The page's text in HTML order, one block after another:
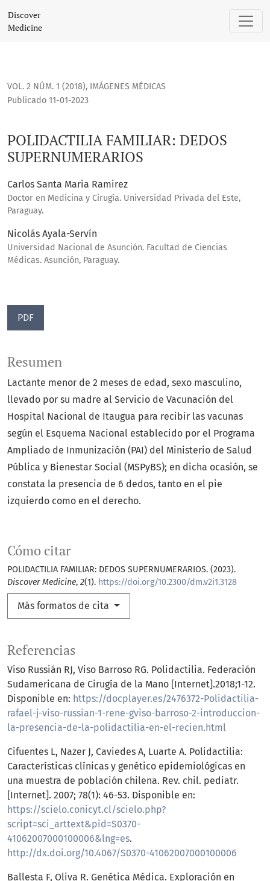
Discover
Medicine
VOL. 2 NÚM. 1 (2018), IMÁGENES MÉDICAS
POLIDACTILIA FAMILIAR: DEDOS
SUPERNUMERARIOS
Publicado 11-01-2023
Carlos Santa Maria Ramirez
Doctor en Medicina y Cirugía. Universidad Privada del Este,
Paraguay.
Nicolás Ayala-Servín
Universidad Nacional de Asunción. Facultad de Ciencias
Médicas. Asunción, Paraguay.
PDF
Cómo citar
POLIDACTILIA FAMILIAR: DEDOS SUPERNUMERARIOS. (2023).
Discover Medicine, 2(1). https://doi.org/10.2300/dm.v2i1.3128
Más formatos de cita
Resumen
Lactante menor de 2 meses de edad, sexo masculino,
llevado por su madre al Servicio de Vacunación del
Hospital Nacional de Itaugua para recibir las vacunas
según el Esquema Nacional establecido por el Programa
Ampliado de Inmunización (PAI) del Ministerio de Salud
Pública y Bienestar Social (MSPyBS); en dicha ocasión, se
constata la presencia de 6 dedos, tanto en el pie
izquierdo como en el derecho.
Referencias
Viso Russián RJ, Viso Barroso RG. Polidactilia. Federación
Sudamericana de Cirugía de la Mano [Internet].2018;1-12.
Disponible en: https://docplayer.es/2476372-Polidactilia-
rafael-j-viso-russian-1-rene-gviso-barroso-2-introduccion-
la-presencia-de-la-polidactilia-en-el-recien.html
Cifuentes L, Nazer J, Caviedes A, Luarte A. Polidactilia:
Características clínicas y genético epidemiológicas en
una muestra de población chilena. Rev. chil. pediatr.
[Internet]. 2007; 78(1): 46-53. Disponible en:
https://scielo.conicyt.cl/scielo.php?
script=sci_arttext&pid=S0370-
41062007000100006&lng=es.
http://dx.doi.org/10.4067/S0370-41062007000100006
Ballesta F, Oliva R. Genética Médica. Exploración en